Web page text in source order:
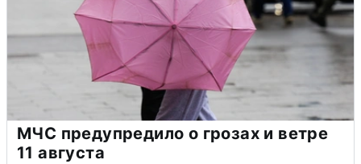
МЧС предупредило о грозах и ветре
11 августа